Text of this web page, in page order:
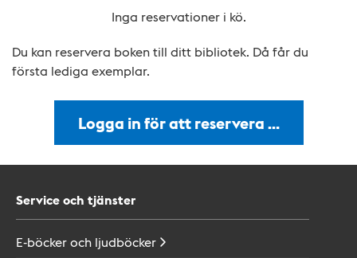
Inga reservationer i kö.
Du kan reservera boken till ditt bibliotek. Då får du
första lediga exemplar.
Logga in för att reservera …
Service och tjänster
E-böcker och ljudböcker